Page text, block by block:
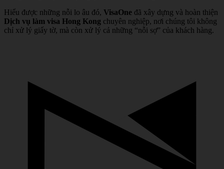
Hiểu được những nỗi lo âu đó, VisaOne đã xây dựng và hoàn thiện
Dịch vụ làm visa Hong Kong chuyên nghiệp, nơi chúng tôi không
chỉ xử lý giấy tờ, mà còn xử lý cả những “nỗi sợ” của khách hàng.